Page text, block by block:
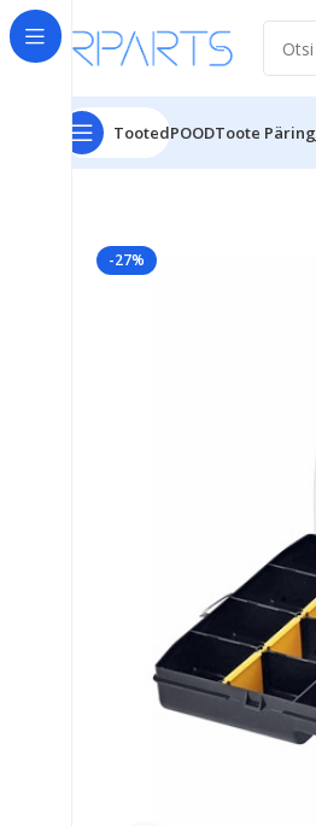
TootedPOODToote Päring
Esileht Tarvikud
-27%